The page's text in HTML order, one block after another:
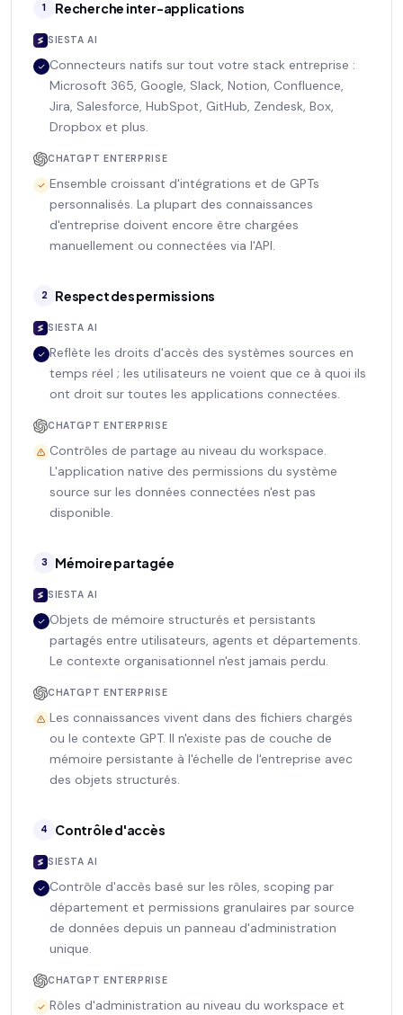
1 Recherche inter-applications
SIESTA AI
Connecteurs natifs sur tout votre stack entreprise :
Microsoft 365, Google, Slack, Notion, Confluence,
Jira, Salesforce, HubSpot, GitHub, Zendesk, Box,
Dropbox et plus.
CHATGPT ENTERPRISE
Ensemble croissant d'intégrations et de GPTs
personnalisés. La plupart des connaissances
d'entreprise doivent encore être chargées
manuellement ou connectées via l'API.
2 Respect des permissions
SIESTA AI
Reflète les droits d'accès des systèmes sources en
temps réel ; les utilisateurs ne voient que ce à quoi ils
ont droit sur toutes les applications connectées.
CHATGPT ENTERPRISE
Contrôles de partage au niveau du workspace.
L'application native des permissions du système
source sur les données connectées n'est pas
disponible.
3 Mémoire partagée
SIESTA AI
Objets de mémoire structurés et persistants
partagés entre utilisateurs, agents et départements.
Le contexte organisationnel n'est jamais perdu.
CHATGPT ENTERPRISE
Les connaissances vivent dans des fichiers chargés
ou le contexte GPT. Il n'existe pas de couche de
mémoire persistante à l'échelle de l'entreprise avec
des objets structurés.
4 Contrôle d'accès
SIESTA AI
Contrôle d'accès basé sur les rôles, scoping par
département et permissions granulaires par source
de données depuis un panneau d'administration
unique.
CHATGPT ENTERPRISE
Rôles d'administration au niveau du workspace et